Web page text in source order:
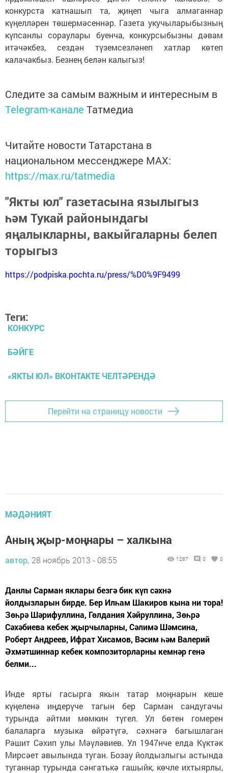
конкурста катнашып та, җиңеп чыга алмаганнар
күңелләрен төшермәсеннәр. Газета укучыларыбызның
күпсанлы сораулары буенча, конкурсыбызны дәвам
итәчәкбез, сездән түземсезләнеп хатлар көтеп
калачакбыз. Безнең белән калыгыз!
Следите за самым важным и интересным в
Telegram-канале Татмедиа
Читайте новости Татарстана в
национальном мессенджере MАХ:
https://max.ru/tatmedia
"Якты юл" газетасына язылыгыз
һәм Тукай районындагы
яңалыкларны, вакыйгаларны белеп
торыгыз
https://podpiska.pochta.ru/press/%D0%9F9499
Теги:
КОНКУРС
БӘЙГЕ
«ЯКТЫ ЮЛ» ВКОНТАКТЕ ЧЕЛТӘРЕНДӘ
Перейти на страницу новости
МӘДӘНИЯТ
Аның җыр-моңнары – халкына
автор, 28 ноябрь 2013 - 08:55 1287 0 0
Данлы Сарман яклары безгә бик күп сәхнә
йолдызларын бирде. Бер Илһам Шакиров кына ни тора!
Зөһрә Шәрифуллина, Гөлдания Хәйруллина, Зөһрә
Сәхәбиева кебек җырчыларны, Сәлимә Шәмсина,
Роберт Андреев, Ифрат Хисамов, Вәсим һәм Валерий
Әхмәтшиннар кебек композиторларны кемнәр генә
белми...
Инде ярты гасырга якын татар моңнарын кеше
күңеленә иңдерүче тагын бер Сарман сандугачы
турында әйтми мөмкин түгел. Ул бөтен гомерен
балаларга музыка өйрәтүгә, сәхнәгә багышлаган
Рәшит Сәхип улы Мәүләвиев. Ул 1947нче елда Күктәк
Мирсәет авылында туган. Бозау йолдызлыгы астында
туганнар турында сәнгатькә гашыйк, көчле ихтыярлы,